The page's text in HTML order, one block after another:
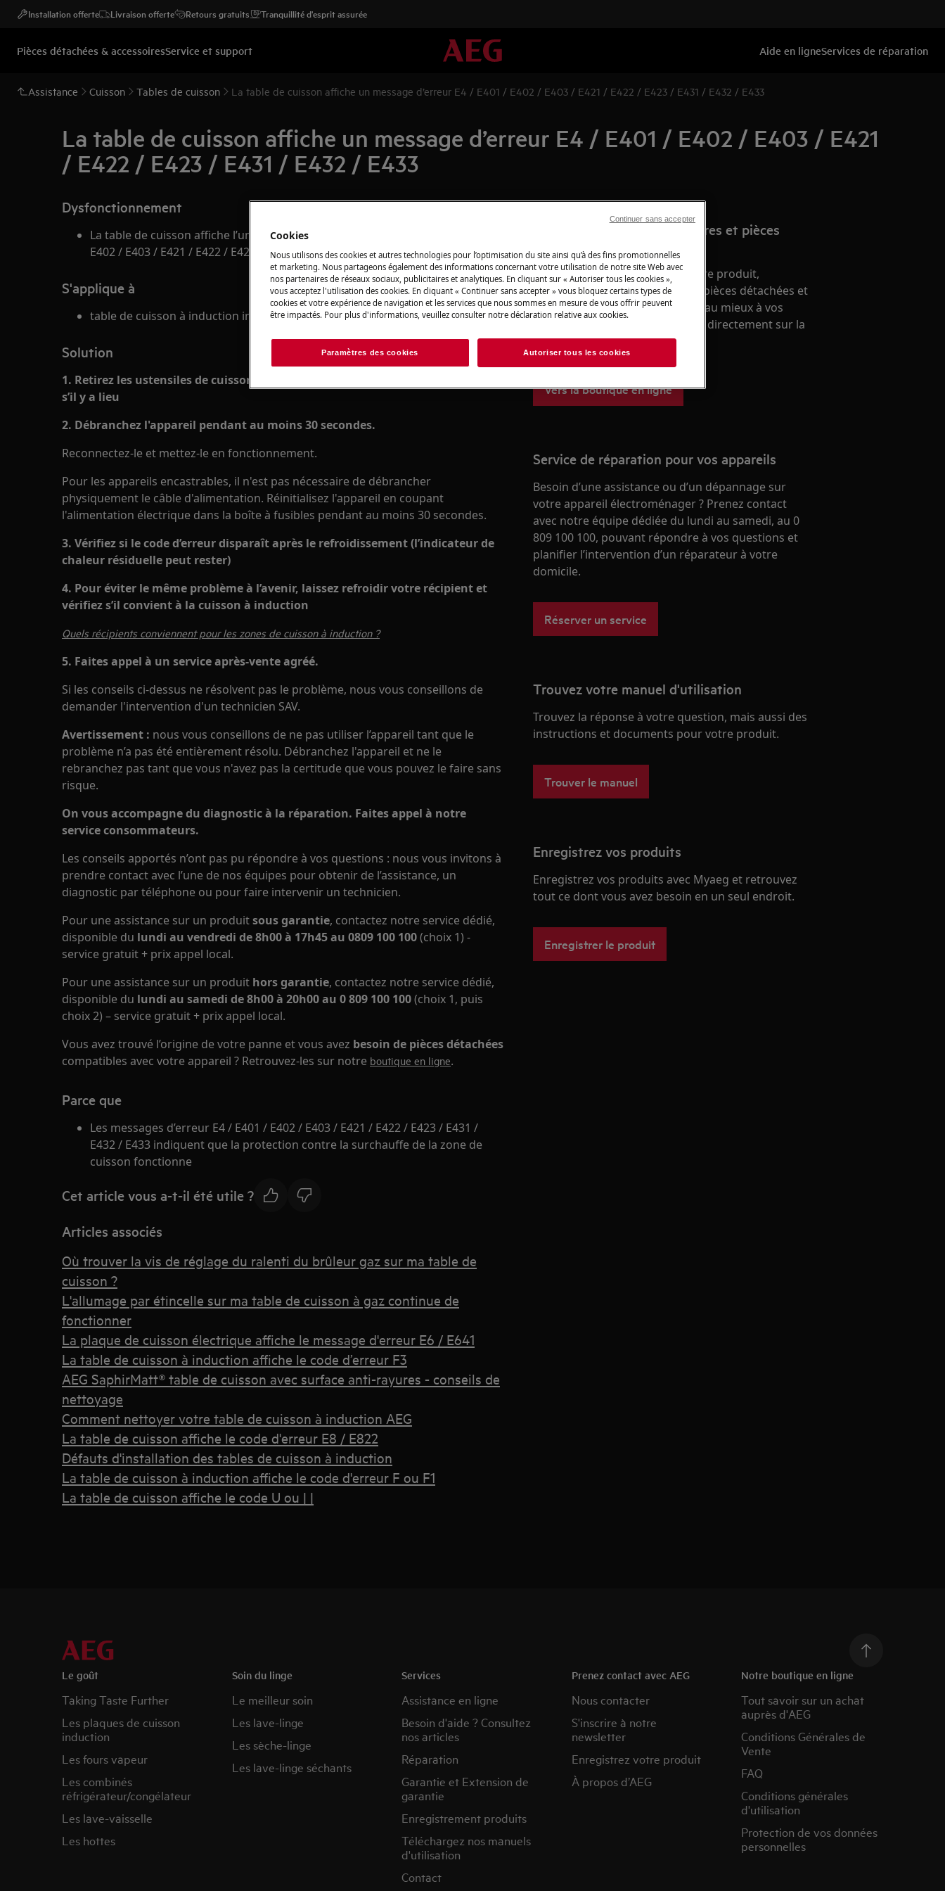
Installation offerte Livraison offerte Retours gratuits Tranquillité d'esprit assurée
Pièces détachées & accessoiresService et support Aide en ligneServices de réparation
Assistance Cuisson Tables de cuisson La table de cuisson affiche un message d’erreur E4 / E401 / E402 / E403 / E421 / E422 / E423 / E431 / E432 / E433
La table de cuisson affiche un message d’erreur E4 / E401 / E402 / E403 / E421
/ E422 / E423 / E431 / E432 / E433
Dysfonctionnement
La table de cuisson affiche l’un des messages d’erreur suivants : E4 / E401 /
E402 / E403 / E421 / E422 / E423 / E431 / E432 / E433.
S'applique à
table de cuisson à induction intégrée
Solution
1. Retirez les ustensiles de cuisson froids ou chauds de la plaque à induction,
s’il y a lieu
2. Débranchez l'appareil pendant au moins 30 secondes.
Reconnectez-le et mettez-le en fonctionnement.
Pour les appareils encastrables, il n'est pas nécessaire de débrancher
physiquement le câble d'alimentation. Réinitialisez l'appareil en coupant
l'alimentation électrique dans la boîte à fusibles pendant au moins 30 secondes.
3. Vérifiez si le code d’erreur disparaît après le refroidissement (l’indicateur de
chaleur résiduelle peut rester)
4. Pour éviter le même problème à l’avenir, laissez refroidir votre récipient et
vérifiez s’il convient à la cuisson à induction
Quels récipients conviennent pour les zones de cuisson à induction ?
5. Faites appel à un service après-vente agréé.
Si les conseils ci-dessus ne résolvent pas le problème, nous vous conseillons de
demander l'intervention d'un technicien SAV.
Avertissement : nous vous conseillons de ne pas utiliser l’appareil tant que le
problème n’a pas été entièrement résolu. Débranchez l'appareil et ne le
rebranchez pas tant que vous n'avez pas la certitude que vous pouvez le faire sans
risque.
On vous accompagne du diagnostic à la réparation. Faites appel à notre
service consommateurs.
Les conseils apportés n’ont pas pu répondre à vos questions : nous vous invitons à
prendre contact avec l’une de nos équipes pour obtenir de l’assistance, un
diagnostic par téléphone ou pour faire intervenir un technicien.
Pour une assistance sur un produitsous garantie, contactez notre service dédié,
disponible du lundi au vendredi de 8h00 à 17h45 au 0809 100 100(choix 1) -
service gratuit + prix appel local.
Pour une assistance sur un produit hors garantie, contactez notre service dédié,
disponible du lundi au samedi de 8h00 à 20h00 au 0 809 100 100(choix 1, puis
choix 2) – service gratuit + prix appel local.
Vous avez trouvé l’origine de votre panne et vous avez besoin de pièces détachées
compatibles avec votre appareil ? Retrouvez-les sur notre boutique en ligne.
Parce que
Les messages d’erreur E4 / E401 / E402 / E403 / E421 / E422 / E423 / E431 /
E432 / E433 indiquent que la protection contre la surchauffe de la zone de
cuisson fonctionne
Cet article vous a-t-il été utile ?
Articles associés
Où trouver la vis de réglage du ralenti du brûleur gaz sur ma table de
cuisson ?
L'allumage par étincelle sur ma table de cuisson à gaz continue de
fonctionner
La plaque de cuisson électrique affiche le message d'erreur E6 / E641
La table de cuisson à induction affiche le code d’erreur F3
AEG SaphirMatt® table de cuisson avec surface anti-rayures - conseils de
nettoyage
Comment nettoyer votre table de cuisson à induction AEG
La table de cuisson affiche le code d'erreur E8 / E822
Défauts d'installation des tables de cuisson à induction
La table de cuisson à induction affiche le code d'erreur F ou F1
La table de cuisson affiche le code U ou | |
Boutique en ligne d’accessoires et pièces
Pour profiter pleinement de votre produit,
découvrez tous les accessoires, pièces détachées et
produits d’entretien, répondant au mieux à vos
besoins, du quotidien. A acheter directement sur la
boutique en ligne aeg.
Vers la boutique en ligne
Service de réparation pour vos appareils
Besoin d’une assistance ou d’un dépannage sur
votre appareil électroménager ? Prenez contact
avec notre équipe dédiée du lundi au samedi, au 0
809 100 100, pouvant répondre à vos questions et
planifier l’intervention d’un réparateur à votre
domicile.
Réserver un service
Trouvez votre manuel d'utilisation
Trouvez la réponse à votre question, mais aussi des
instructions et documents pour votre produit.
Trouver le manuel
Enregistrez vos produits
Enregistrez vos produits avec Myaeg et retrouvez
tout ce dont vous avez besoin en un seul endroit.
Enregistrer le produit
Le goût
Taking Taste Further
Les plaques de cuisson
induction
Les fours vapeur
Les combinés
réfrigérateur/congélateur
Les lave-vaisselle
Les hottes
Soin du linge
Le meilleur soin
Les lave-linge
Les sèche-linge
Les lave-linge séchants
Services
Assistance en ligne
Besoin d'aide ? Consultez
nos articles
Réparation
Garantie et Extension de
garantie
Enregistrement produits
Téléchargez nos manuels
d'utilisation
Contact
Prenez contact avec AEG
Nous contacter
S'inscrire à notre
newsletter
Enregistrez votre produit
À propos d’AEG
Notre boutique en ligne
Tout savoir sur un achat
auprès d'AEG
Conditions Générales de
Vente
FAQ
Conditions générales
d'utilisation
Protection de vos données
personnelles
Cookies
Nous utilisons des cookies et autres technologies pour l’optimisation du site ainsi qu’à des fins promotionnelles
et marketing. Nous partageons également des informations concernant votre utilisation de notre site Web avec
nos partenaires de réseaux sociaux, publicitaires et analytiques. En cliquant sur « Autoriser tous les cookies »,
vous acceptez l'utilisation des cookies. En cliquant « Continuer sans accepter » vous bloquez certains types de
cookies et votre expérience de navigation et les services que nous sommes en mesure de vous offrir peuvent
être impactés. Pour plus d'informations, veuillez consulter notre déclaration relative aux cookies.
Paramètres des cookies Autoriser tous les cookies
Continuer sans accepter